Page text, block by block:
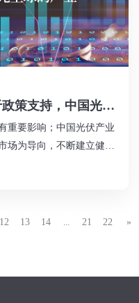
策支持，中国光伏
的产业
重要影响；中国光伏产业
场为导向，不断建立健全
环境，中国光伏产业也逐
12 13 14 ... 21 22 »